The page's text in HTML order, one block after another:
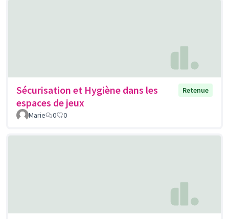
Sécurisation et Hygiène dans les
espaces de jeux
Retenue
Marie 0 0